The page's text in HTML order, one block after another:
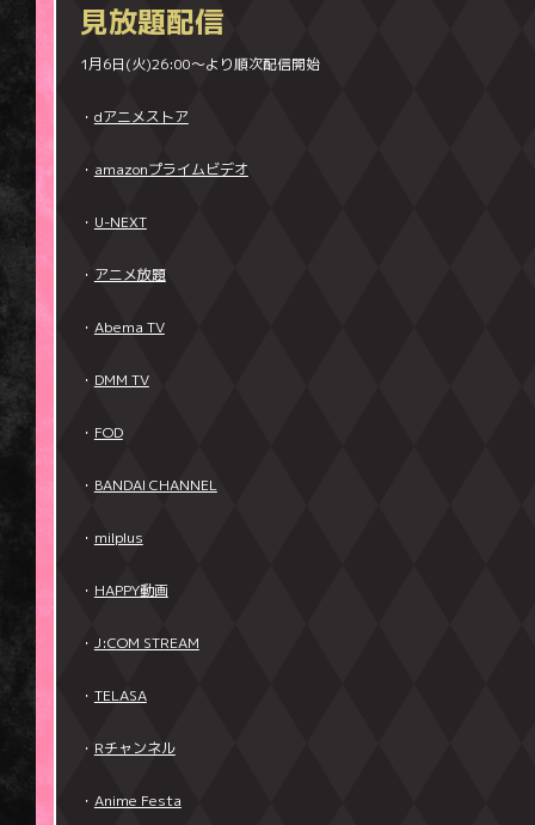
見放題配信
1月6日(火)26:00～より順次配信開始
・ dアニメストア
・ amazonプライムビデオ
・ U-NEXT
・ アニメ放題
・ Abema TV
・ DMM TV
・ FOD
・ BANDAI CHANNEL
・ milplus
・ HAPPY動画
・ J:COM STREAM
・ TELASA
・ Rチャンネル
・ Anime Festa